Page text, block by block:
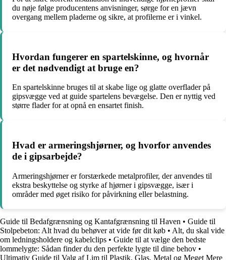
du nøje følge producentens anvisninger, sørge for en jævn
overgang mellem pladerne og sikre, at profilerne er i vinkel.
Hvordan fungerer en spartelskinne, og hvornår
er det nødvendigt at bruge en?
En spartelskinne bruges til at skabe lige og glatte overflader på
gipsvægge ved at guide spartelens bevægelse. Den er nyttig ved
større flader for at opnå en ensartet finish.
Hvad er armeringshjørner, og hvorfor anvendes
de i gipsarbejde?
Armeringshjørner er forstærkede metalprofiler, der anvendes til
ekstra beskyttelse og styrke af hjørner i gipsvægge, især i
områder med øget risiko for påvirkning eller belastning.
Guide til Bedafgrænsning og Kantafgrænsning til Haven • Guide til
Stolpebeton: Alt hvad du behøver at vide før dit køb • Alt, du skal vide
om ledningsholdere og kabelclips • Guide til at vælge den bedste
lommelygte: Sådan finder du den perfekte lygte til dine behov •
Ultimativ Guide til Valg af Lim til Plastik, Glas, Metal og Meget Mere